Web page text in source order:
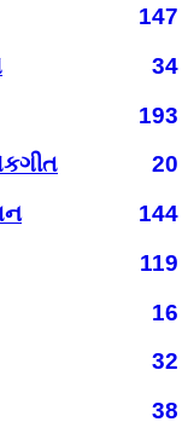
147
34
193
20
144
119
16
32
38